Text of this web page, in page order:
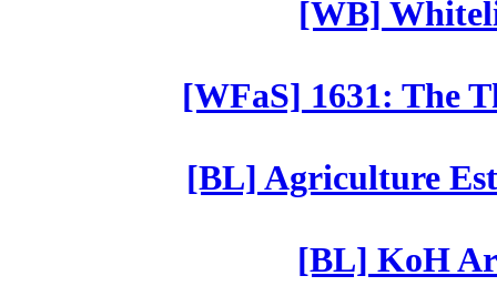
[WB]
[WFaS] 1631: The
[BL] Agriculture
[BL] KoH